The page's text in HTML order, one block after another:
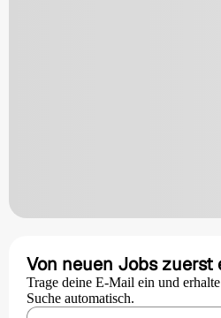
Von neuen Jobs zuerst
Trage deine E-Mail ein und
Suche automatisch.